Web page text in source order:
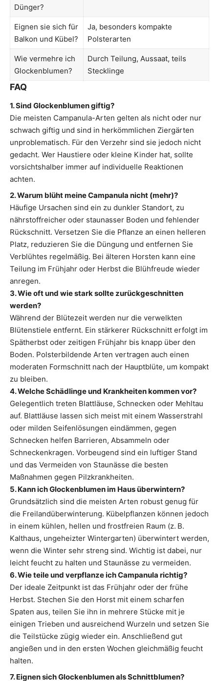
Dünger?
Eignen sie sich für
Balkon und Kübel?
Ja, besonders kompakte
Polsterarten
Wie vermehre ich
Glockenblumen?
Durch Teilung, Aussaat, teils
Stecklinge
FAQ
1. Sind Glockenblumen giftig?
Die meisten Campanula-Arten gelten als nicht oder nur
schwach giftig und sind in herkömmlichen Ziergärten
unproblematisch. Für den Verzehr sind sie jedoch nicht
gedacht. Wer Haustiere oder kleine Kinder hat, sollte
vorsichtshalber immer auf individuelle Reaktionen
achten.
2. Warum blüht meine Campanula nicht (mehr)?
Häufige Ursachen sind ein zu dunkler Standort, zu
nährstoffreicher oder staunasser Boden und fehlender
Rückschnitt. Versetzen Sie die Pflanze an einen helleren
Platz, reduzieren Sie die Düngung und entfernen Sie
Verblühtes regelmäßig. Bei älteren Horsten kann eine
Teilung im Frühjahr oder Herbst die Blühfreude wieder
anregen.
3. Wie oft und wie stark sollte zurückgeschnitten
werden?
Während der Blütezeit werden nur die verwelkten
Blütenstiele entfernt. Ein stärkerer Rückschnitt erfolgt im
Spätherbst oder zeitigen Frühjahr bis knapp über den
Boden. Polsterbildende Arten vertragen auch einen
moderaten Formschnitt nach der Hauptblüte, um kompakt
zu bleiben.
4. Welche Schädlinge und Krankheiten kommen vor?
Gelegentlich treten Blattläuse, Schnecken oder Mehltau
auf. Blattläuse lassen sich meist mit einem Wasserstrahl
oder milden Seifenlösungen eindämmen, gegen
Schnecken helfen Barrieren, Absammeln oder
Schneckenkragen. Vorbeugend sind ein luftiger Stand
und das Vermeiden von Staunässe die besten
Maßnahmen gegen Pilzkrankheiten.
5. Kann ich Glockenblumen im Haus überwintern?
Grundsätzlich sind die meisten Arten robust genug für
die Freilandüberwinterung. Kübelpflanzen können jedoch
in einem kühlen, hellen und frostfreien Raum (z. B.
Kalthaus, ungeheizter Wintergarten) überwintert werden,
wenn die Winter sehr streng sind. Wichtig ist dabei, nur
leicht feucht zu halten und Staunässe zu vermeiden.
6. Wie teile und verpflanze ich Campanula richtig?
Der ideale Zeitpunkt ist das Frühjahr oder der frühe
Herbst. Stechen Sie den Horst mit einem scharfen
Spaten aus, teilen Sie ihn in mehrere Stücke mit je
einigen Trieben und ausreichend Wurzeln und setzen Sie
die Teilstücke zügig wieder ein. Anschließend gut
angießen und in den ersten Wochen gleichmäßig feucht
halten.
7. Eignen sich Glockenblumen als Schnittblumen?